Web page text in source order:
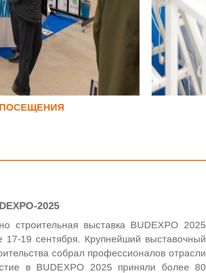
2025
строительная выставка BUDEXPO 2025
17-19 сентября. Крупнейший выставочный
собрал профессионалов отрасли
в BUDEXPO 2025 приняли более 80